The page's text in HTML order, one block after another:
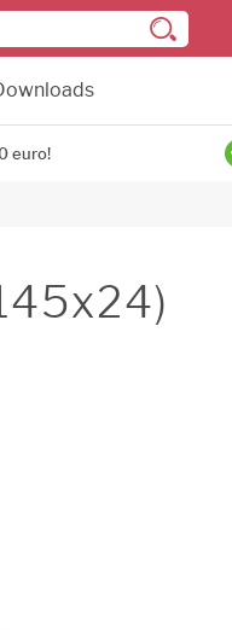
euro!